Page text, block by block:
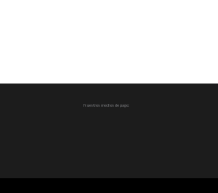
Nuestros medios de pago: